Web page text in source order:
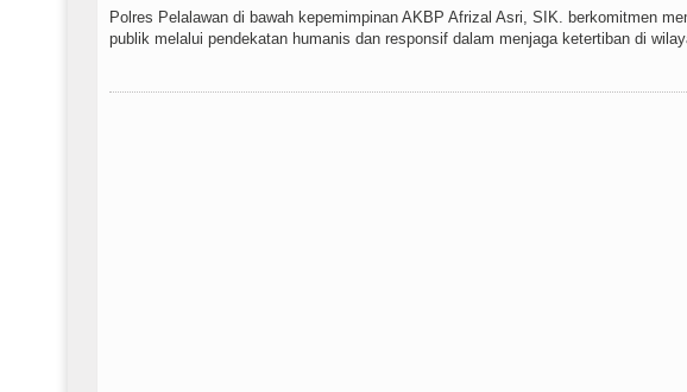
Polres Pelalawan di bawah kepemimpinan AKBP Afrizal Asri, SIK. berkomitmen
publik melalui pendekatan humanis dan responsif dalam menjaga ketertiban di